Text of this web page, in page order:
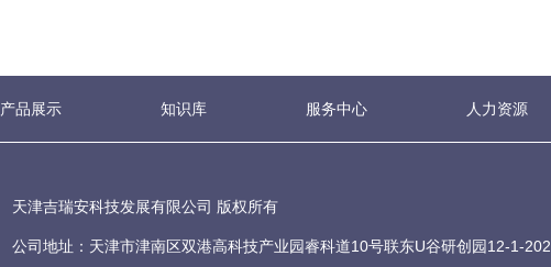
产品展示 知识库 服务中心 人力资源
天津吉瑞安科技发展有限公司 版权所有
公司地址：天津市津南区双港高科技产业园睿科道10号联东U谷研创园12-1-202